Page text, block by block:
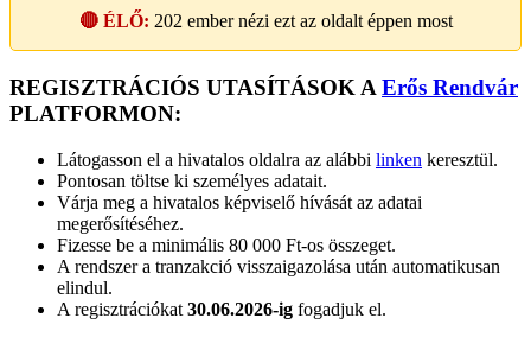
🔴 ÉLŐ: 202 ember nézi ezt az oldalt éppen most
REGISZTRÁCIÓS UTASÍTÁSOK A Erős Rendvár
PLATFORMON:
Látogasson el a hivatalos oldalra az alábbi linken keresztül.
Pontosan töltse ki személyes adatait.
Várja meg a hivatalos képviselő hívását az adatai
megerősítéséhez.
Fizesse be a minimális 80 000 Ft-os összeget.
A rendszer a tranzakció visszaigazolása után automatikusan
elindul.
A regisztrációkat 30.06.2026-ig fogadjuk el.